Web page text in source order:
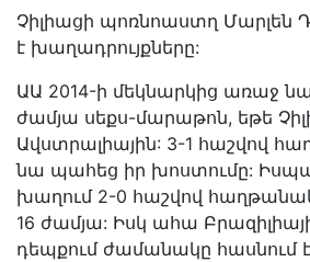
Չիլիացի պոռնոաստղ Մարլեն
է խաղադրույքները:
ԱԱ 2014-ի մեկնարկից առաջ
ժամյա սեքս-մարաթոն, եթե
Ավստրալիային: 3-1 հաշվով
նա պահեց իր խոստումը:
խաղում 2-0 հաշվով
16 ժամյա: Իսկ ահա
դեպքում ժամանակը հասնում